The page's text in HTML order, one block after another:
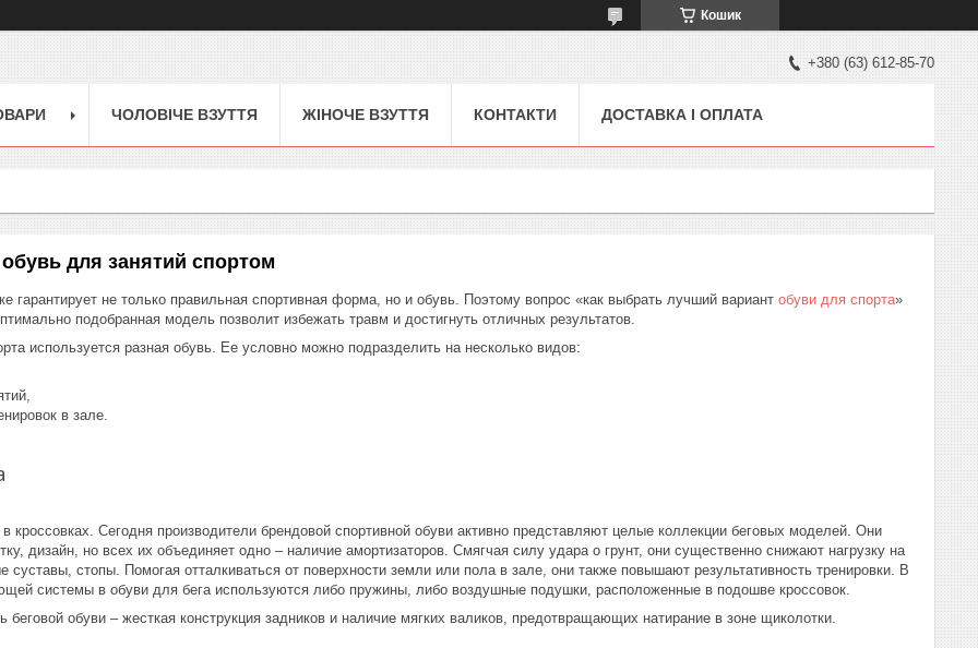
Кошик
+380 (63) 612-85-70
ЧОЛОВІЧЕ ВЗУТТЯ ЖІНОЧЕ ВЗУТТЯ КОНТАКТИ ДОСТАВКА І ОПЛАТА
для занятий спортом
гарантирует не только правильная спортивная форма, но и обувь. Поэтому вопрос «как выбрать лучший вариант обуви для спорта»
подобранная модель позволит избежать травм и достигнуть отличных результатов.
используется разная обувь. Ее условно можно подразделить на несколько видов:
в зале.
в кроссовках. Сегодня производители брендовой спортивной обуви активно представляют целые коллекции беговых моделей. Они
дизайн, но всех их объединяет одно – наличие амортизаторов. Смягчая силу удара о грунт, они существенно снижают нагрузку на
суставы, стопы. Помогая отталкиваться от поверхности земли или пола в зале, они также повышают результативность тренировки. В
системы в обуви для бега используются либо пружины, либо воздушные подушки, расположенные в подошве кроссовок.
беговой обуви – жесткая конструкция задников и наличие мягких валиков, предотвращающих натирание в зоне щиколотки.